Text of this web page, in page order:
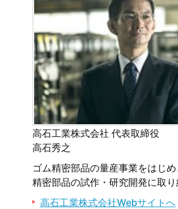
高石工業株式会社 代表取締役
高石秀之
ゴム精密部品の量産事業をはじ
精密部品の試作・研究開発に取り
高石工業株式会社Webサイトへ